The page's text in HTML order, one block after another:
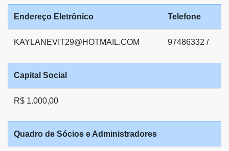
Endereço Eletrônico Telefone
KAYLANEVIT29@HOTMAIL.COM 97486332 /
Capital Social
R$ 1.000,00
Quadro de Sócios e Administradores